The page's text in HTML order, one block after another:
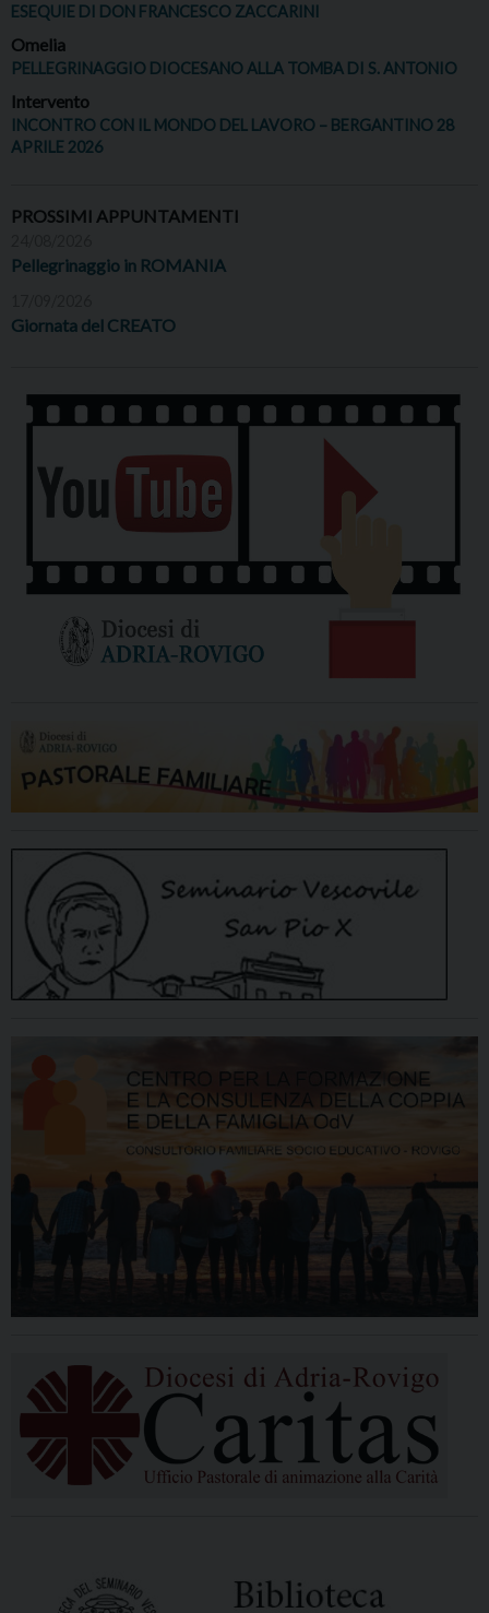
ESEQUIE DI DON FRANCESCO ZACCARINI
Omelia
PELLEGRINAGGIO DIOCESANO ALLA TOMBA DI S. ANTONIO
Intervento
INCONTRO CON IL MONDO DEL LAVORO – BERGANTINO 28
APRILE 2026
PROSSIMI APPUNTAMENTI
Pellegrinaggio in ROMANIA
Giornata del CREATO